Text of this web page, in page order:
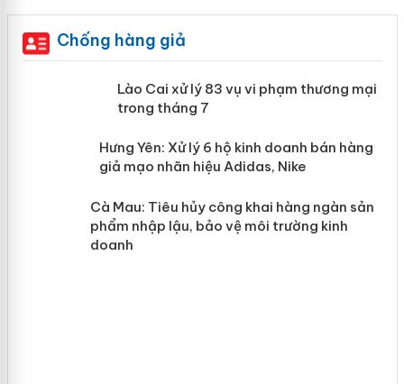
Chống hàng giả
Lào Cai xử lý 83 vụ vi phạm thương
mại trong tháng 7
Hưng Yên: Xử lý 6 hộ kinh doanh bán
hàng giả mạo nhãn hiệu Adidas, Nike